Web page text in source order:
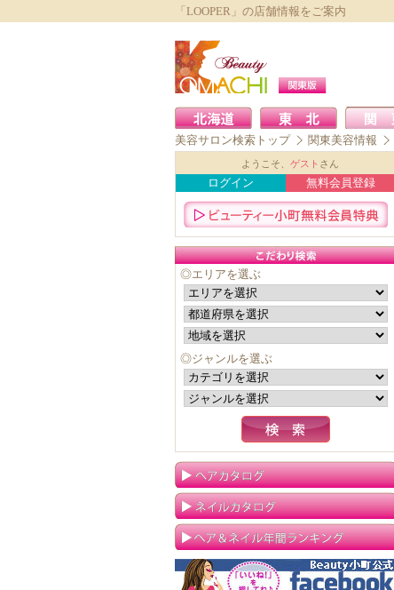
「LOOPER」の店舗情報をご案内
美容サロン検索トップ 関東美容情報
ようこそ、 ゲスト さん
ログイン 無料会員登録
◎エリアを選ぶ
◎ジャンルを選ぶ